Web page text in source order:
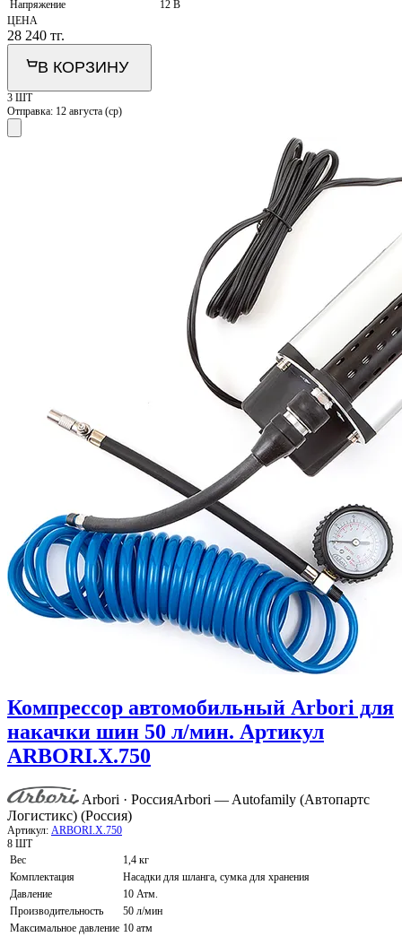
Напряжение
12 В
ЦЕНА
28 240 тг.
В КОРЗИНУ
3 ШТ
Отправка: 12 августа (ср)
Компрессор автомобильный Arbori для
накачки шин 50 л/мин. Артикул
ARBORI.X.750
Arbori · РоссияArbori — Autofamily (Автопартс
Логистикс) (Россия)
Артикул: ARBORI.X.750
8 ШТ
Вес
1,4 кг
Комплектация
Насадки для шланга, сумка для хранения
Давление
10 Атм.
Производительность
50 л/мин
Максимальное давление 10 атм